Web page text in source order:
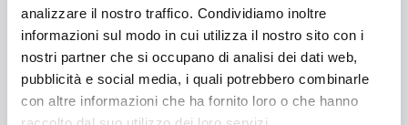
analizzare il nostro traffico. Condividiamo inoltre
informazioni sul modo in cui utilizza il nostro sito con i
nostri partner che si occupano di analisi dei dati web,
pubblicità e social media, i quali potrebbero combinarle
con altre informazioni che ha fornito loro o che hanno
Kit bordi perimetrali
Canossa per scala recessa
1,50 x 2,00 m
Cod. KITBORDI-